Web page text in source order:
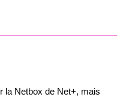
la Netbox de Net+, mais